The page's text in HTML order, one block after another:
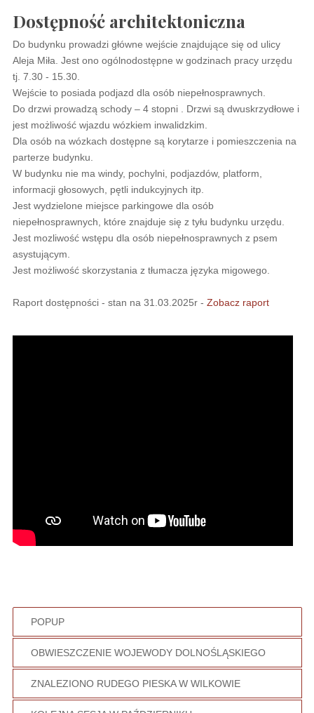
Dostępność architektoniczna
Do budynku prowadzi główne wejście znajdujące się od ulicy
Aleja Miła. Jest ono ogólnodostępne w godzinach pracy urzędu
tj. 7.30 - 15.30.
Wejście to posiada podjazd dla osób niepełnosprawnych.
Do drzwi prowadzą schody – 4 stopni . Drzwi są dwuskrzydłowe i
jest możliwość wjazdu wózkiem inwalidzkim.
Dla osób na wózkach dostępne są korytarze i pomieszczenia na
parterze budynku.
W budynku nie ma windy, pochylni, podjazdów, platform,
informacji głosowych, pętli indukcyjnych itp.
Jest wydzielone miejsce parkingowe dla osób
niepełnosprawnych, które znajduje się z tyłu budynku urzędu.
Jest mozliwość wstępu dla osób niepełnosprawnych z psem
asystującym.
Jest możliwość skorzystania z tłumacza języka migowego.
Raport dostępności - stan na 31.03.2025r - Zobacz raport
POPUP
OBWIESZCZENIE WOJEWODY DOLNOŚLĄSKIEGO
ZNALEZIONO RUDEGO PIESKA W WILKOWIE